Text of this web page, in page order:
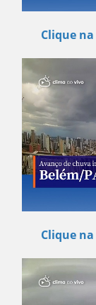
Clique
Clique